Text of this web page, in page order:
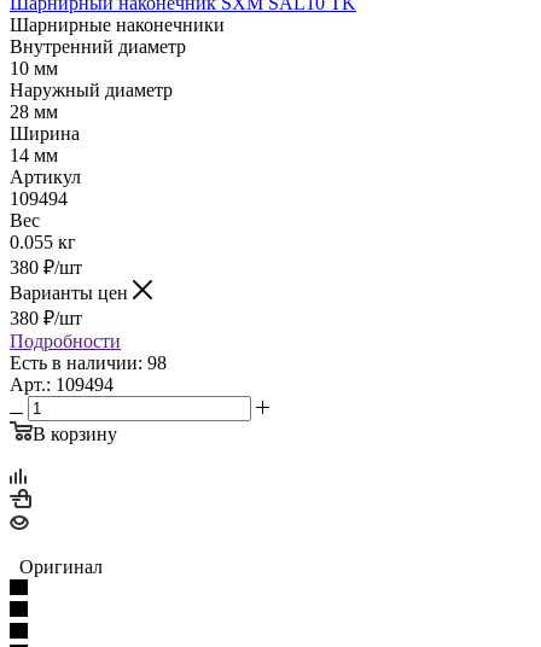
Шарнирные наконечники
Внутренний диаметр
10 мм
Наружный диаметр
28 мм
Ширина
14 мм
Артикул
109494
Вес
0.055 кг
380 ₽/шт
Варианты цен
380 ₽/шт
Подробности
Есть в наличии: 98
Арт.: 109494
В корзину
Оригинал